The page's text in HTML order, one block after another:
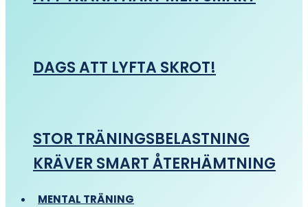
DAGS ATT LYFTA SKROT!
STOR TRÄNINGSBELASTNING
KRÄVER SMART ÅTERHÄMTNING
MENTAL TRÄNING